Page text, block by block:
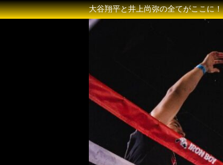
大谷翔平と井上尚弥の全てがここに！